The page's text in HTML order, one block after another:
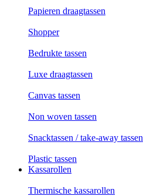
Papieren draagtassen
Shopper
Bedrukte tassen
Luxe draagtassen
Canvas tassen
Non woven tassen
Snacktassen / take-away tassen
Plastic tassen
Kassarollen
Thermische kassarollen